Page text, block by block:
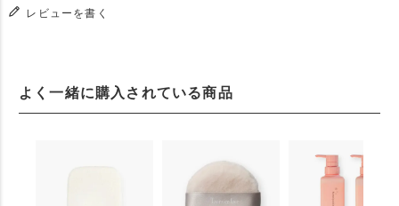
レビューを書く
よく一緒に購入されている商品